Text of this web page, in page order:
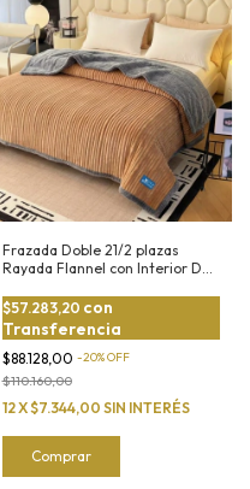
Frazada Doble 21/2 plazas
Rayada Flannel con Interior De
$88.128,00 -20%OFF
$110.160,00
$57.283,20 con
Transferencia
12X$7.344,00 SIN INTERÉS
Comprar